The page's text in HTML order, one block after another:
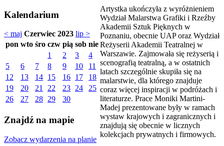
Kalendarium
< maj Czerwiec 2023 lip >
pon wto śro czw pią sob nie
1
2 3
4
5
6 7 8 9 10
11
12
13 14 15 16 17
18
19
20 21 22 23 24
25
26
27 28 29 30
Znajdź na mapie
Zobacz wydarzenia na planie
Artystka ukończyła z wyróżnieniem
Wydział Malarstwa Grafiki i Rzeźby
Akademii Sztuk Pięknych w
Poznaniu, obecnie UAP oraz Wydział
Reżyserii Akademii Teatralnej w
Warszawie. Zajmowała się reżyserią i
scenografią teatralną, a w ostatnich
latach szczególnie skupiła się na
malarstwie, dla którego znajduje
coraz więcej inspiracji w podróżach i
literaturze. Prace Moniki Martini-
Madej prezentowane były w ramach
wystaw krajowych i zagranicznych i
znajdują się obecnie w licznych
kolekcjach prywatnych i firmowych.